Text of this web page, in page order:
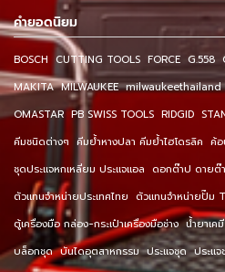
คำยอดนิยม
BOSCH CUTTING TOOLS FORCE G.558
MAKITA MILWAUKEE milwaukeethailand
OMASTAR PB SWISS TOOLS RIDGID
คีมชนิดต่างๆ คีมย้ำหางปลา คีมย้ำไฮโดรลิค ค้
ชุดประแจหกเหลี่ยม ประแจแอล ดอกต๊าป ดายต๊
ตัวแทนจำหน่ายประเทศไทย ตัวแทนจำหน่ายปั๊ม
ตู้เครื่องมือ กล่อง-กระเป๋าเครื่องมือช่าง น้ำยาเค
บล็อกชุด บันไดอุตสาหกรรม ประแจชุด ประแ